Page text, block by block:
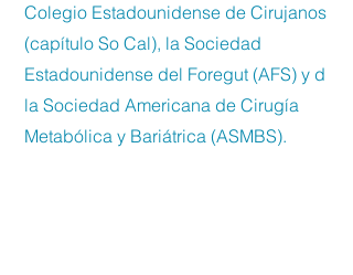
Colegio Estadounidense de Cirujanos
(capítulo So Cal), la Sociedad
Estadounidense del Foregut (AFS) y d
la Sociedad Americana de Cirugía
Metabólica y Bariátrica (ASMBS).